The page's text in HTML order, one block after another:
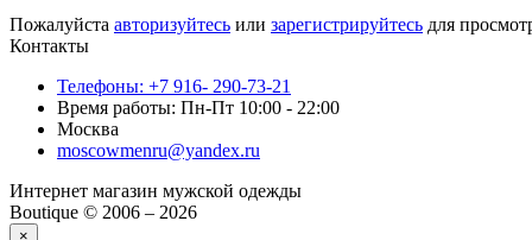
Пожалуйста авторизуйтесь или зарегистрируйтесь для
Контакты
Телефоны: +7 916- 290-73-21
Время работы: Пн-Пт 10:00 - 22:00
Москва
moscowmenru@yandex.ru
Интернет магазин мужской одежды
Boutique © 2006 – 2026
×